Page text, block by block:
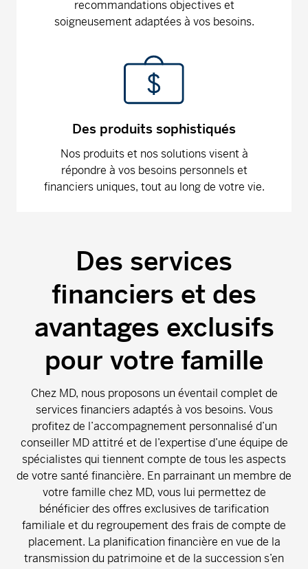
recommandations objectives et
soigneusement adaptées à vos besoins.
Des produits sophistiqués
Nos produits et nos solutions visent à
répondre à vos besoins personnels et
financiers uniques, tout au long de votre vie.
Des services
financiers et des
avantages exclusifs
pour votre famille
Chez MD, nous proposons un éventail complet de
services financiers adaptés à vos besoins. Vous
profitez de l’accompagnement personnalisé d’un
conseiller MD attitré et de l’expertise d’une équipe de
spécialistes qui tiennent compte de tous les aspects
de votre santé financière. En parrainant un membre de
votre famille chez MD, vous lui permettez de
bénéficier des offres exclusives de tarification
familiale et du regroupement des frais de compte de
placement. La planification financière en vue de la
transmission du patrimoine et de la succession s’en